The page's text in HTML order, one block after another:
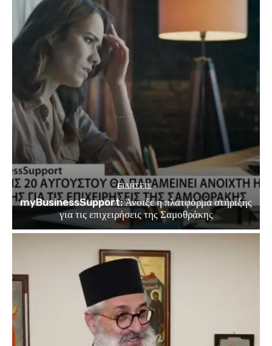
EΙΔΗΣΕΙΣ
myBusinessSupport: Άνοιξε η πλατφόρμα στήριξης
για τις επιχειρήσεις της Σαμοθράκης